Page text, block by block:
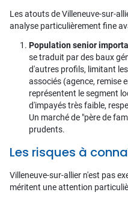
Les atouts de Villeneuve-sur-
analyse particulièrement fine
Population senior
se traduit par des baux
d'autres profils, limitant
associés (agence, remise
représentent le segment
d'impayés très faible,
Un marché de "père de
prudents.
Les risques à
Villeneuve-sur-allier n'est pas
méritent une attention